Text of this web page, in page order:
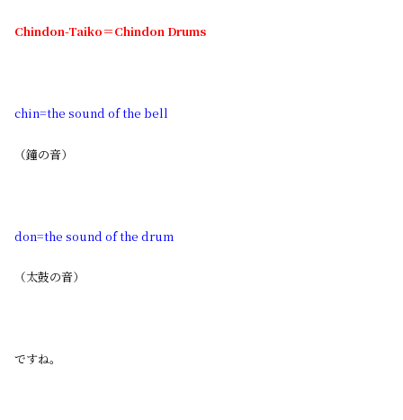
Chindon-Taiko＝Chindon Drums
chin=the sound of the bell
（鐘の音）
don=the sound of the drum
（太鼓の音）
ですね。